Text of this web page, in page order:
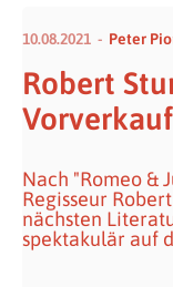
10.08.2021 Peter
Robert
Nach "Romeo &
Regisseur
nächsten
spektakulär auf